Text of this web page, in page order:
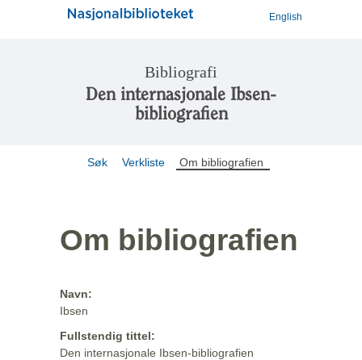
English
Bibliografi
Den internasjonale Ibsen-
bibliografien
Søk Verkliste Om bibliografien
Om bibliografien
Navn:
Ibsen
Fullstendig tittel:
Den internasjonale Ibsen-bibliografien